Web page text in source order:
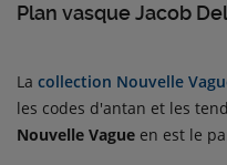
Plan vasque Jacob
La collection Nouvelle
les codes d'antan et les
Nouvelle Vague en est le